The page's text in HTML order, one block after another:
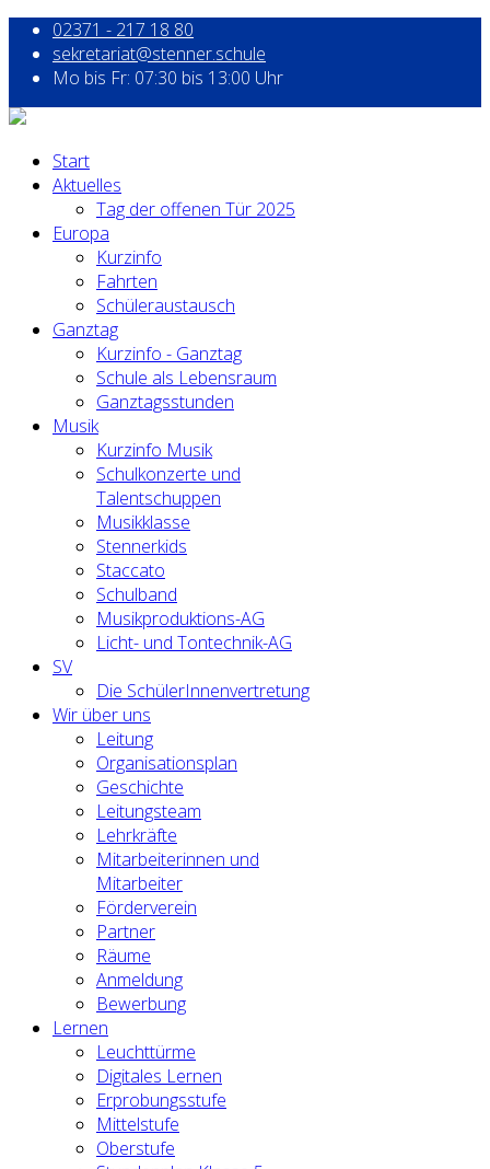
02371 - 217 18 80
sekretariat@stenner.schule
Mo bis Fr: 07:30 bis 13:00 Uhr
Start
Aktuelles
Tag der offenen Tür 2025
Europa
Kurzinfo
Fahrten
Schüleraustausch
Ganztag
Kurzinfo - Ganztag
Schule als Lebensraum
Ganztagsstunden
Musik
Kurzinfo Musik
Schulkonzerte und
Talentschuppen
Musikklasse
Stennerkids
Staccato
Schulband
Musikproduktions-AG
Licht- und Tontechnik-AG
SV
Die SchülerInnenvertretung
Wir über uns
Leitung
Organisationsplan
Geschichte
Leitungsteam
Lehrkräfte
Mitarbeiterinnen und
Mitarbeiter
Förderverein
Partner
Räume
Anmeldung
Bewerbung
Lernen
Leuchttürme
Digitales Lernen
Erprobungsstufe
Mittelstufe
Oberstufe